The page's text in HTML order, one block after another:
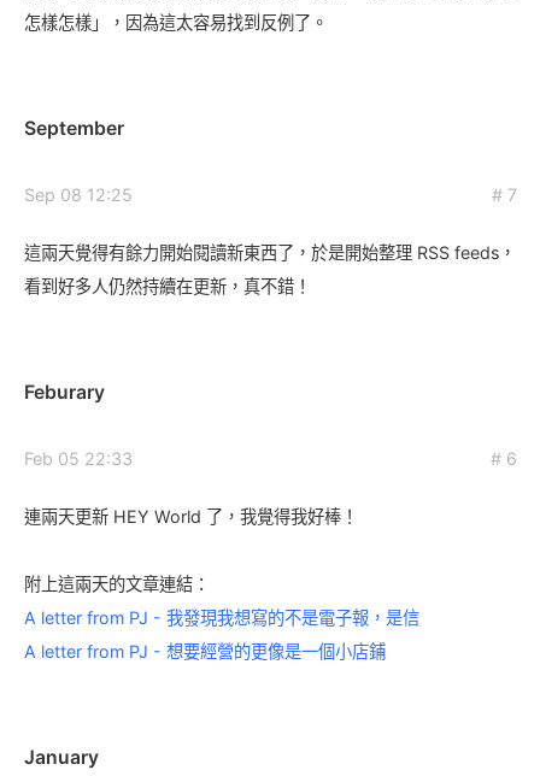
怎樣怎樣」，因為這太容易找到反例了。
September
Sep 08 12:25 # 7
這兩天覺得有餘力開始閱讀新東西了，於是開始整理 RSS feeds，
看到好多人仍然持續在更新，真不錯！
Feburary
Feb 05 22:33 # 6
連兩天更新 HEY World 了，我覺得我好棒！
附上這兩天的文章連結：
A letter from PJ - 我發現我想寫的不是電子報，是信
A letter from PJ - 想要經營的更像是一個小店鋪
January